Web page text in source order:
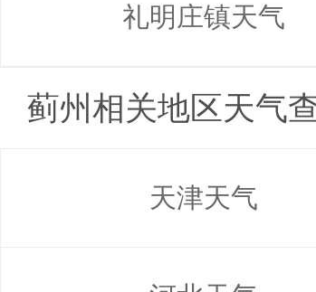
礼明庄镇天气
蓟州相关地区天气
天津天气